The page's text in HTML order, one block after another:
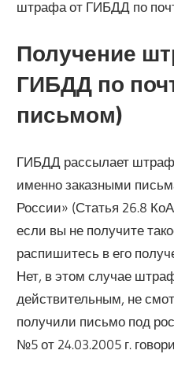
штрафа от ГИБДД по
Получение
ГИБДД по
письмом)
ГИБДД рассылает
именно заказными
России» (Статья 26.8
если вы не получите
распишитесь в его
Нет, в этом случае
действительным, не
получили письмо под
№5 от 24.03.2005 г.